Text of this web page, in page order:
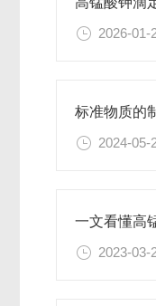
2026-01-
标准物质的
2024-05-
一文看懂高
2023-03-